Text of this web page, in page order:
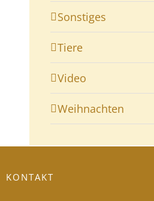
Sonstiges
Tiere
Video
Weihnachten
KONTAKT